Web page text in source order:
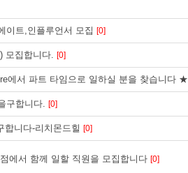
이트,인플루언서 모집 [0]
모집합니다. [0]
에서 파트 타임으로 일하실 분을 찾습니다 ★
구합니다. [0]
합니다-리치몬드힐 [0]
에서 함께 일할 직원을 모집합니다 [0]